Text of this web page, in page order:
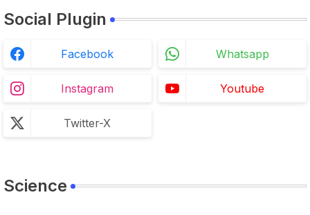
Social Plugin
Facebook Whatsapp
Instagram Youtube
Twitter-X
Science